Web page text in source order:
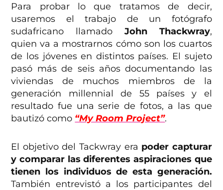
Para probar lo que tratamos de decir,
usaremos el trabajo de un fotógrafo
sudafricano llamado John Thackwray,
quien va a mostrarnos cómo son los cuartos
de los jóvenes en distintos países. El sujeto
pasó más de seis años documentando las
viviendas de muchos miembros de la
generación millennial de 55 países y el
resultado fue una serie de fotos, a las que
bautizó como “My Room Project”.
El objetivo del Tackwray era poder capturar
y comparar las diferentes aspiraciones que
tienen los individuos de esta generación.
También entrevistó a los participantes del